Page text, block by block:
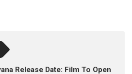
Release Date: Film To Open